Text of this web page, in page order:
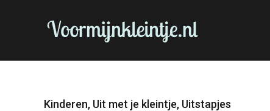
Kinderen, Uit met je kleintje, Uitstapjes